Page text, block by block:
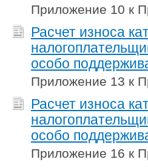
Приложение 10 к
Расчет износа
особо
Приложение 13 к
Расчет износа
особо
Приложение 16 к